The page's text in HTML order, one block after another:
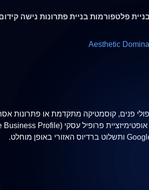
פלטפורמות בניית פתרונות נישה
Aesthetic
פנים, קוסמטיקה מתקדמת או פתרונות